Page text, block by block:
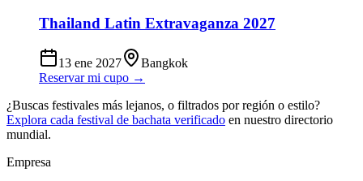
Thailand Latin Extravaganza 2027
13 ene 2027
Bangkok
Reservar mi cupo →
¿Buscas festivales más lejanos, o filtrados por región o estilo?
Explora cada festival de bachata verificado en nuestro directorio
mundial.
Empresa